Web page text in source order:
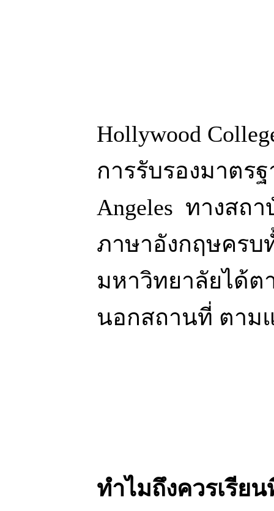
Hollywood
การรับรองมาตร
Angeles ทางสถ
ภาษาอังกฤษครบ
มหาวิทยาลัยได้ต
นอกสถานที่ ตาม
ทำไมถึงควรเรียน